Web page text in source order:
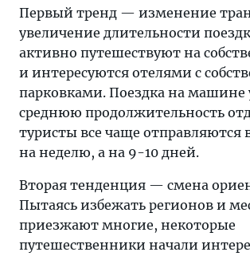
Первый тренд — изменение
увеличение длительности
активно путешествуют на
и интересуются отелями с
парковками. Поездка на машине
среднюю продолжительность
туристы все чаще отправляются
на неделю, а на 9-10 дней.
Вторая тенденция — смена
Пытаясь избежать регионов и
приезжают многие, некоторые
путешественники начали